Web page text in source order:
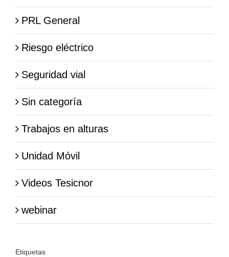
PRL General
Riesgo eléctrico
Seguridad vial
Sin categoría
Trabajos en alturas
Unidad Móvil
Videos Tesicnor
webinar
Etiquetas